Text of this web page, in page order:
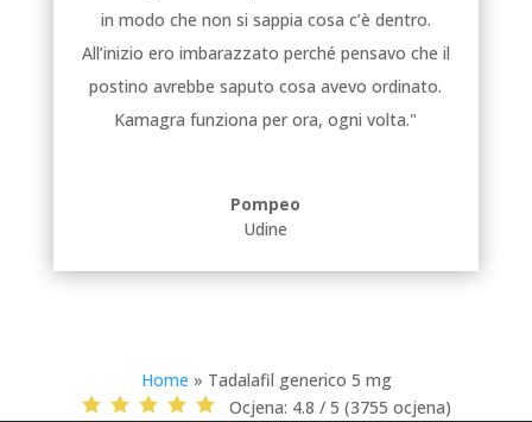
in modo che non si sappia cosa c’è dentro.
All’inizio ero imbarazzato perché pensavo che il
postino avrebbe saputo cosa avevo ordinato.
Kamagra funziona per ora, ogni volta."
Pompeo
Udine
Home » Tadalafil generico 5 mg
Ocjena: 4.8 / 5 (3755 ocjena)